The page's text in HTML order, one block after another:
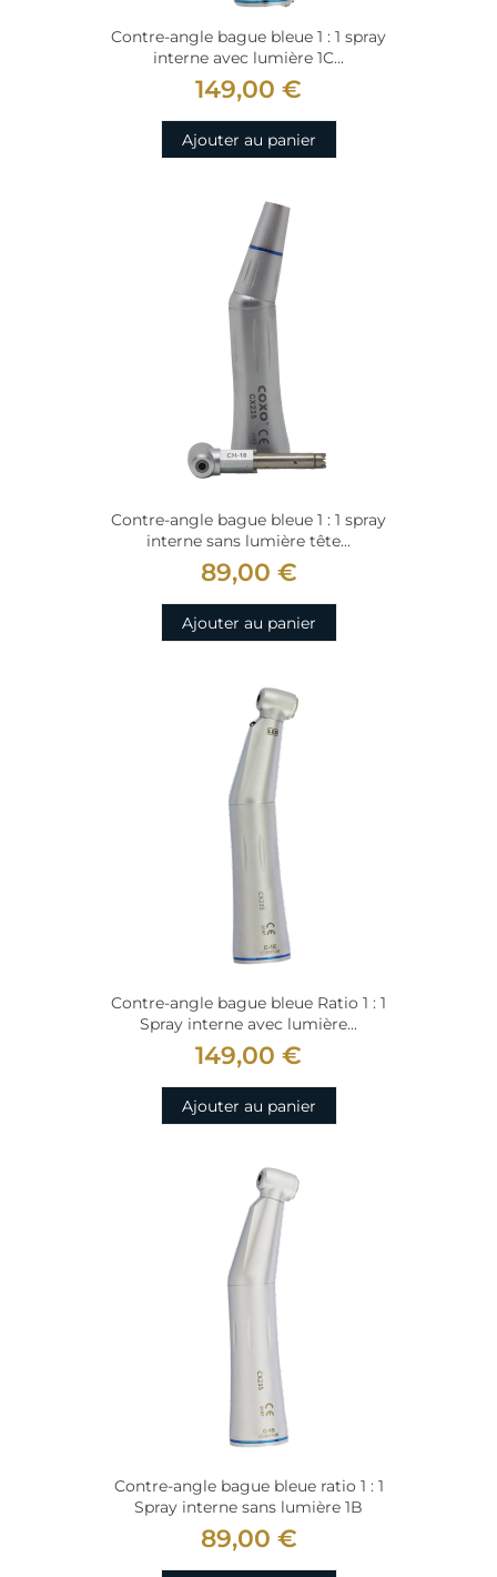
Contre-angle bague bleue 1 : 1 spray
interne avec lumière 1C...
149,00 €
Ajouter au panier
Contre-angle bague bleue 1 : 1 spray
interne sans lumière tête...
89,00 €
Ajouter au panier
Contre-angle bague bleue Ratio 1 : 1
Spray interne avec lumière...
149,00 €
Ajouter au panier
Contre-angle bague bleue ratio 1 : 1
Spray interne sans lumière 1B
89,00 €